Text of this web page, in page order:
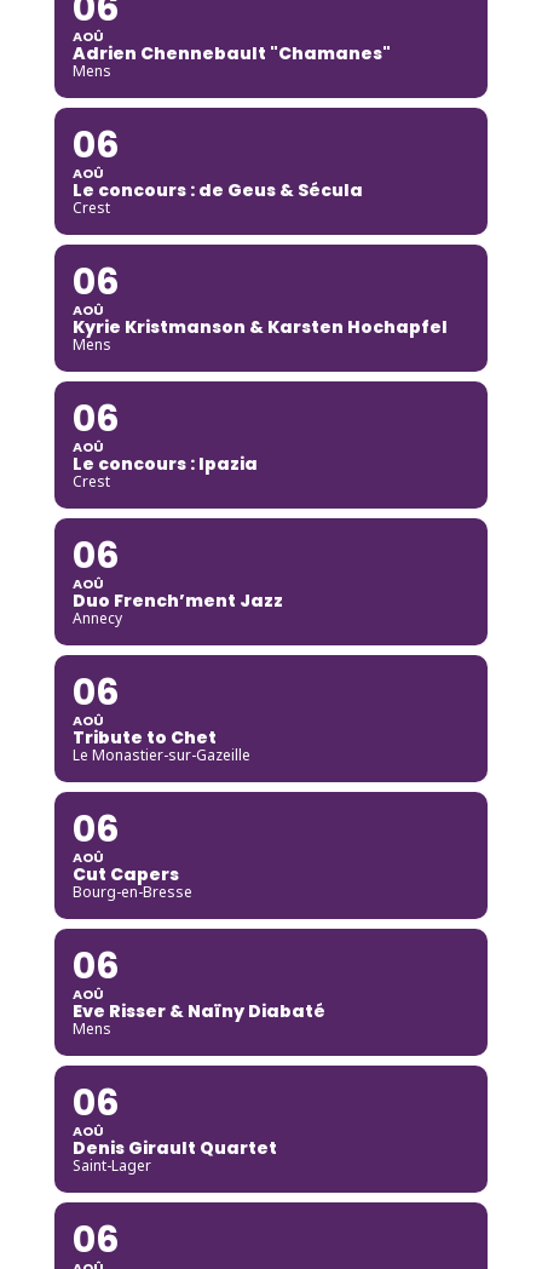
AOÛ
Adrien Chennebault "Chamanes"
Mens
06
AOÛ
Le concours : de Geus & Sécula
Crest
06
AOÛ
Kyrie Kristmanson & Karsten Hochapfel
Mens
06
AOÛ
Le concours : Ipazia
Crest
06
AOÛ
Duo French’ment Jazz
Annecy
06
AOÛ
Tribute to Chet
Le Monastier-sur-Gazeille
06
AOÛ
Cut Capers
Bourg-en-Bresse
06
AOÛ
Eve Risser & Naïny Diabaté
Mens
06
AOÛ
Denis Girault Quartet
Saint-Lager
06